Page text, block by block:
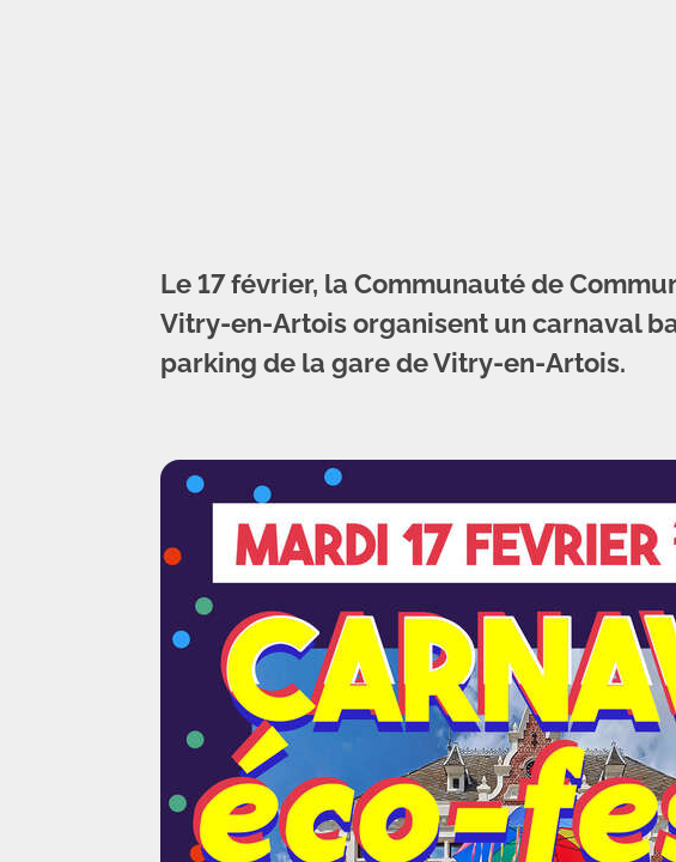
Le 17 février, la Communauté de
Vitry-en-Artois organisent un carnaval
parking de la gare de Vitry-en-Artois.